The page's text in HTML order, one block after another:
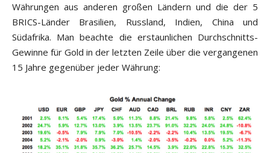
Währungen aus anderen großen Ländern und die der 5
BRICS-Länder Brasilien, Russland, Indien, China und
Südafrika. Man beachte die erstaunlichen Durchschnitts-
Gewinne für Gold in der letzten Zeile über die vergangenen
15 Jahre gegenüber jeder Währung: